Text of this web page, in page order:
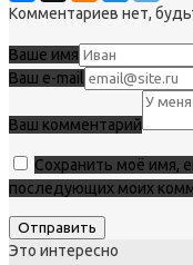
Комментариев нет,
Ваше имя
Ваш e-mail
Ваш комментарий
Сохранить моё имя,
последующих моих
Это интересно